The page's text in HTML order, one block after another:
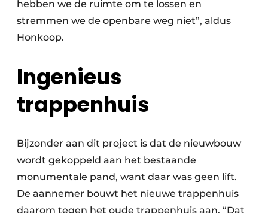
hebben we de ruimte om te lossen en
stremmen we de openbare weg niet”, aldus
Honkoop.
Ingenieus
trappenhuis
Bijzonder aan dit project is dat de nieuwbouw
wordt gekoppeld aan het bestaande
monumentale pand, want daar was geen lift.
De aannemer bouwt het nieuwe trappenhuis
daarom tegen het oude trappenhuis aan. “Dat